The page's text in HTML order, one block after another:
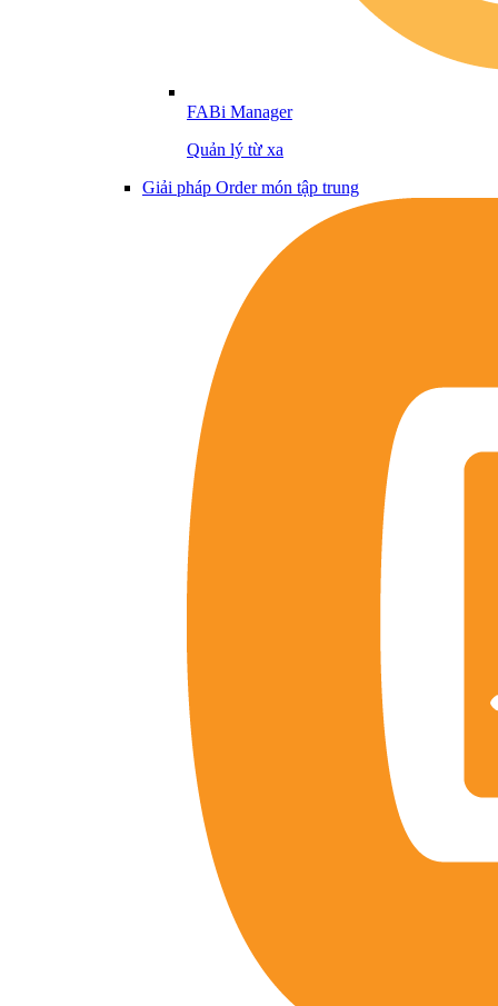
FABi Manager
Quản lý từ xa
Giải pháp Order món tập trung